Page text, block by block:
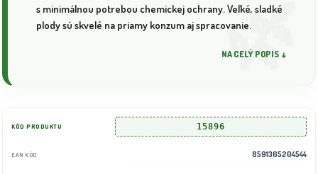
s minimálnou potrebou chemickej ochrany. Veľké, sladké
plody sú skvelé na priamy konzum aj spracovanie.
NA CELÝ POPIS ↓
KÓD PRODUKTU 15896
EAN KÓD 8591365204544